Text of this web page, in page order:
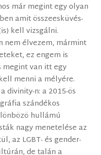
már megint egy olyan
amit összeesküvés-
kell vizsgálni.
nem élvezem, mármint
ez engem is
megint van itt egy
menni a mélyére.
divinity-n: a 2015-ös
szándékos
hullámú
nagy menetelése az
az LGBT- és gender-